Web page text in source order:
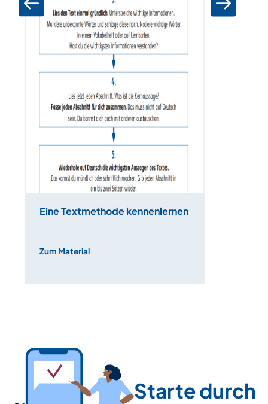
Eine Textmethode kennenlernen
Zum Material
Starte durch